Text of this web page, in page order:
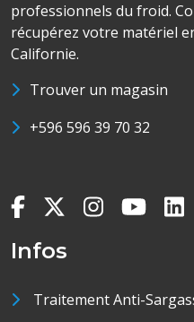
professionnels du froid.
récupérez votre matériel
Californie.
Trouver un magasin
+596 596 39 70 32
Infos
Traitement Anti-